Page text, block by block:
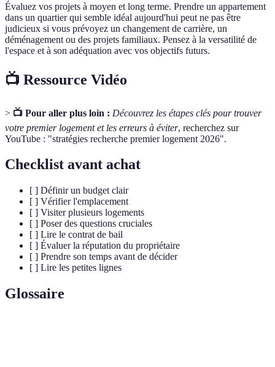
Évaluez vos projets à moyen et long terme. Prendre un appartement
dans un quartier qui semble idéal aujourd'hui peut ne pas être
judicieux si vous prévoyez un changement de carrière, un
déménagement ou des projets familiaux. Pensez à la versatilité de
l'espace et à son adéquation avec vos objectifs futurs.
📺 Ressource Vidéo
> 📺 Pour aller plus loin : Découvrez les étapes clés pour trouver
votre premier logement et les erreurs à éviter, recherchez sur
YouTube : "stratégies recherche premier logement 2026".
Checklist avant achat
[ ] Définir un budget clair
[ ] Vérifier l'emplacement
[ ] Visiter plusieurs logements
[ ] Poser des questions cruciales
[ ] Lire le contrat de bail
[ ] Évaluer la réputation du propriétaire
[ ] Prendre son temps avant de décider
[ ] Lire les petites lignes
Glossaire